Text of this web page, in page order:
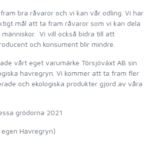
bra råvaror och vi kan vår odling. Vi har
mål att ta fram råvaror som vi kan dela
Vi vill också bidra till att
och konsument blir mindre.
vårt eget varumärke Törsjöväxt AB sin
havregryn. Vi kommer att ta fram fler
och ekologiska produkter gjord av våra
grödorna 2021
Havregryn)